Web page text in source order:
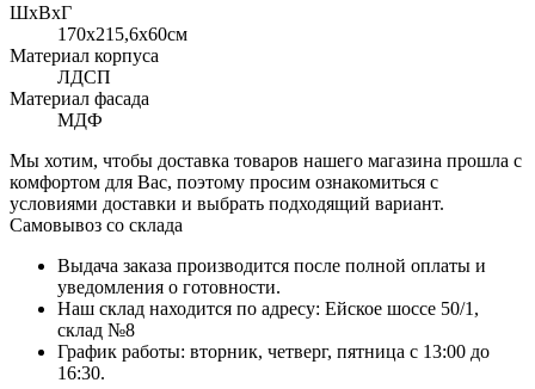
ШхВхГ
170x215,6х60см
Материал корпуса
ЛДСП
Материал фасада
МДФ
Мы хотим, чтобы доставка товаров нашего магазина прошла с
комфортом для Вас, поэтому просим ознакомиться с
условиями доставки и выбрать подходящий вариант.
Самовывоз со склада
Выдача заказа производится после полной оплаты и
уведомления о готовности.
Наш склад находится по адресу: Ейское шоссе 50/1,
склад №8
График работы: вторник, четверг, пятница с 13:00 до
16:30.